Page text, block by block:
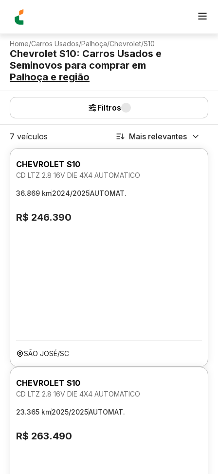
Home/Carros Usados/Palhoça/Chevrolet/S10
Chevrolet S10: Carros Usados e
Seminovos para comprar em
Palhoça e região
Filtros
7 veículos Mais relevantes
CHEVROLET S10
CD LTZ 2.8 16V DIE 4X4 AUTOMATICO
36.869 km2024/2025AUTOMAT.
R$ 246.390
SÃO JOSÉ/SC
CHEVROLET S10
CD LTZ 2.8 16V DIE 4X4 AUTOMATICO
23.365 km2025/2025AUTOMAT.
R$ 263.490